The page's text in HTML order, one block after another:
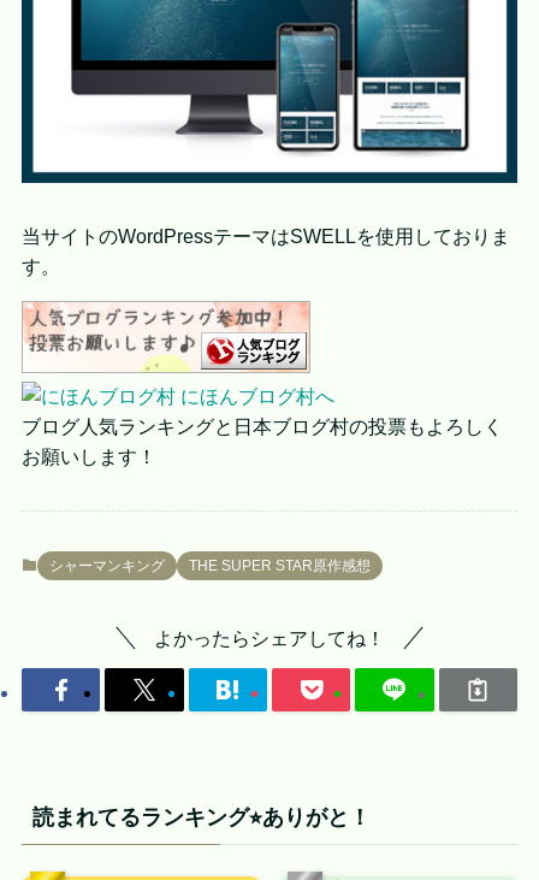
当サイトのWordPressテーマはSWELLを使用しておりま
す。
ブログ人気ランキングと日本ブログ村の投票もよろしく
お願いします！
シャーマンキング THE SUPER STAR原作感想
よかったらシェアしてね！
読まれてるランキング⭐︎ありがと！